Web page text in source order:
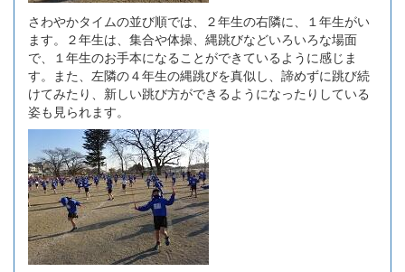
さわやかタイムの並び順では、２年生の右隣に、１年生がい
ます。２年生は、集合や体操、縄跳びなどいろいろな場面
で、１年生のお手本になることができているように感じま
す。また、左隣の４年生の縄跳びを真似し、諦めずに跳び続
けてみたり、新しい跳び方ができるようになったりしている
姿も見られます。